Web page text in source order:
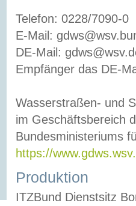
Telefon: 0228/7090-0
E-Mail:
DE-Mail:
Empfänger das DE-
Wasserstraßen- und
im Geschäftsbereich
Bundesministeriums
https://
Produktion
ITZBund Dienstsitz